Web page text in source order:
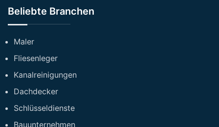
Beliebte Branchen
Maler
Fliesenleger
Kanalreinigungen
Dachdecker
Schlüsseldienste
Bauunternehmen